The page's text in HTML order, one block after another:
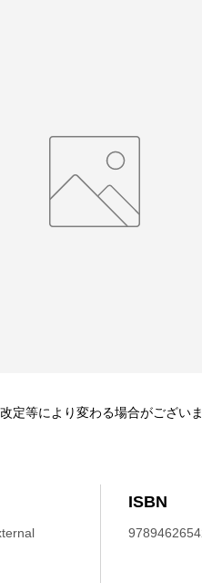
ISBN
定等により変わる場合がござい